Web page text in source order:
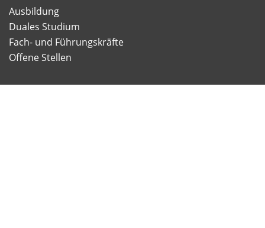
Ausbildung
Duales Studium
Fach- und Führungskräfte
Offene Stellen